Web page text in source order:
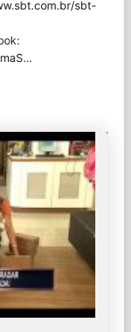
sbt-
…